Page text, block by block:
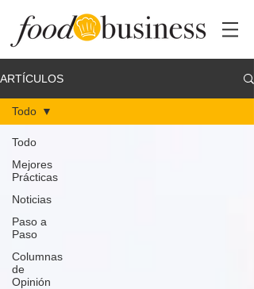
ARTÍCULOS
Todo
Mejores
Prácticas
Noticias
Paso a
Paso
Columnas
de
Opinión
Todo